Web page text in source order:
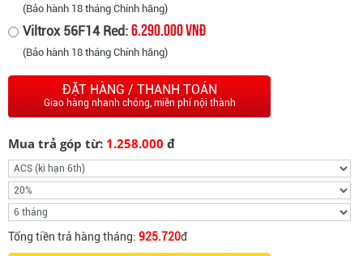
(Bảo hành 18 tháng Chính hãng)
Viltrox 56F14 Red: 6.290.000 VNĐ
(Bảo hành 18 tháng Chính hãng)
ĐẶT HÀNG / THANH TOÁN
Giao hàng nhanh chóng, miễn phí nội thành
Mua trả góp từ: 1.258.000 đ
Tổng tiền trả hàng tháng: 925.720đ